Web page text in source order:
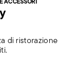
di ristorazione